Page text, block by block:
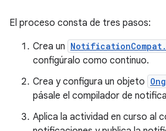
El proceso consta de tres pasos:
Crea un
configúralo como continuo.
Crea y configura un objeto
pásale el compilador de
Aplica la actividad en curso al